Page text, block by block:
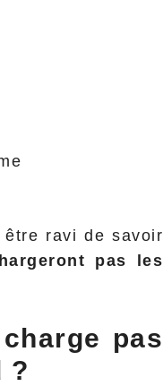
ravi de savoir
pas les
pas
?